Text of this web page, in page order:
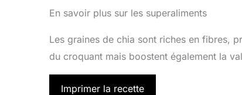
En savoir plus sur les superaliments
Les graines de chia sont riches en fibres,
du croquant mais boostent également la
Imprimer la recette